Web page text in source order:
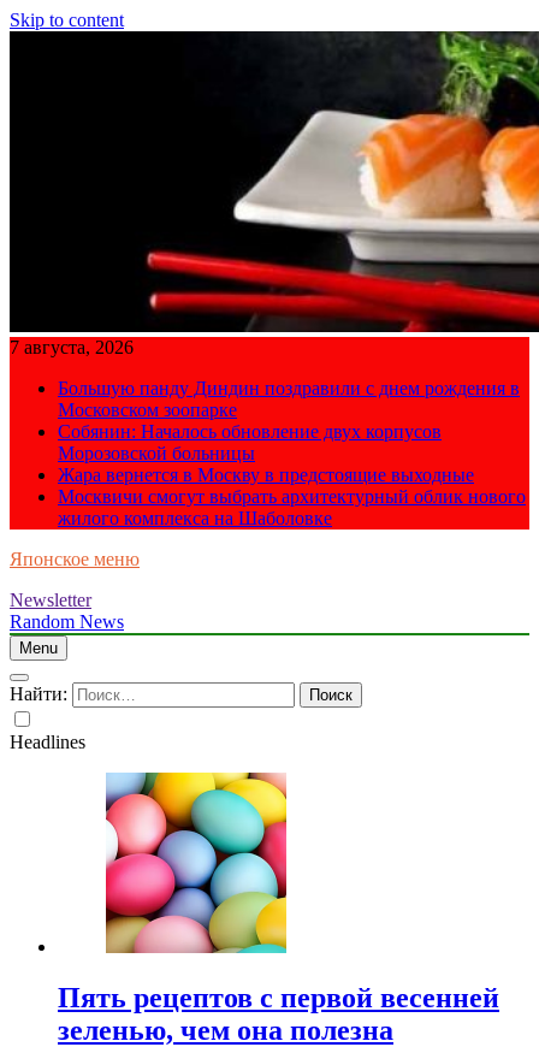
Skip to content
7 августа, 2026
Большую панду Диндин поздравили с днем рождения в
Московском зоопарке
Собянин: Началось обновление двух корпусов
Морозовской больницы
Жара вернется в Москву в предстоящие выходные
Москвичи смогут выбрать архитектурный облик нового
жилого комплекса на Шаболовке
Японское меню
Newsletter
Random News
Menu
Найти:
Headlines
Пять рецептов с первой весенней
зеленью, чем она полезна